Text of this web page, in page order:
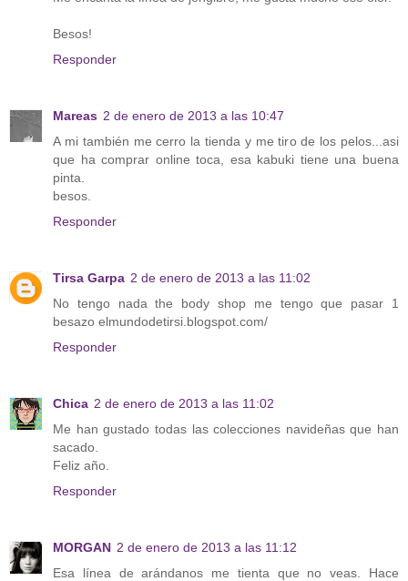
Besos!
Responder
Mareas 2 de enero de 2013 a las 10:47
A mi también me cerro la tienda y me tiro de los pelos...asi
que ha comprar online toca, esa kabuki tiene una buena
pinta.
besos.
Responder
Tirsa Garpa 2 de enero de 2013 a las 11:02
No tengo nada the body shop me tengo que pasar 1
besazo elmundodetirsi.blogspot.com/
Responder
Chica 2 de enero de 2013 a las 11:02
Me han gustado todas las colecciones navideñas que han
sacado.
Feliz año.
Responder
MORGAN 2 de enero de 2013 a las 11:12
Esa línea de arándanos me tienta que no veas. Hace